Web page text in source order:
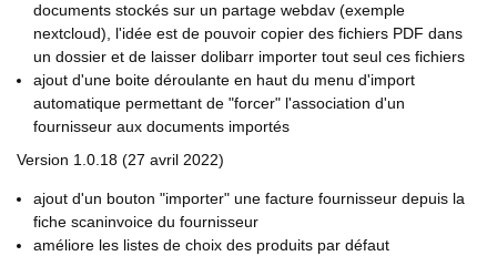
documents stockés sur un partage webdav (exemple
nextcloud), l'idée est de pouvoir copier des fichiers PDF dans
un dossier et de laisser dolibarr importer tout seul ces fichiers
ajout d'une boite déroulante en haut du menu d'import
automatique permettant de "forcer" l'association d'un
fournisseur aux documents importés
Version 1.0.18 (27 avril 2022)
ajout d'un bouton "importer" une facture fournisseur depuis la
fiche scaninvoice du fournisseur
améliore les listes de choix des produits par défaut